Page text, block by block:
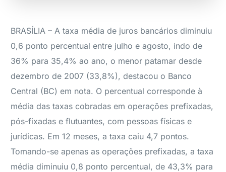
BRASÍLIA – A taxa média de juros bancários diminuiu
0,6 ponto percentual entre julho e agosto, indo de
36% para 35,4% ao ano, o menor patamar desde
dezembro de 2007 (33,8%), destacou o Banco
Central (BC) em nota. O percentual corresponde à
média das taxas cobradas em operações prefixadas,
pós-fixadas e flutuantes, com pessoas físicas e
jurídicas. Em 12 meses, a taxa caiu 4,7 pontos.
Tomando-se apenas as operações prefixadas, a taxa
média diminuiu 0,8 ponto percentual, de 43,3% para